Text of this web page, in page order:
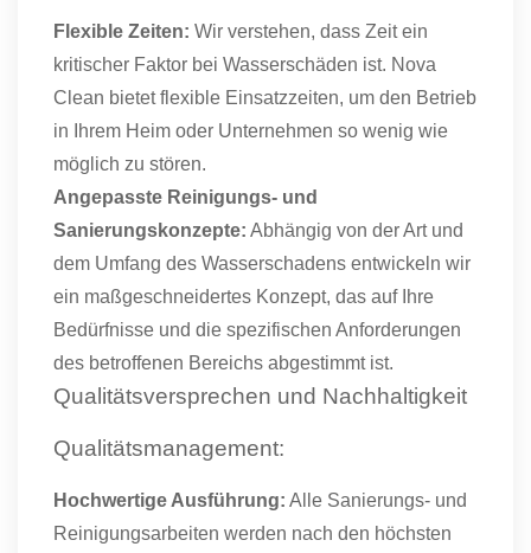
Flexible Zeiten: Wir verstehen, dass Zeit ein
kritischer Faktor bei Wasserschäden ist. Nova
Clean bietet flexible Einsatzzeiten, um den Betrieb
in Ihrem Heim oder Unternehmen so wenig wie
möglich zu stören.
Angepasste Reinigungs- und
Sanierungskonzepte: Abhängig von der Art und
dem Umfang des Wasserschadens entwickeln wir
ein maßgeschneidertes Konzept, das auf Ihre
Bedürfnisse und die spezifischen Anforderungen
des betroffenen Bereichs abgestimmt ist.
Qualitätsversprechen und Nachhaltigkeit
Qualitätsmanagement:
Hochwertige Ausführung: Alle Sanierungs- und
Reinigungsarbeiten werden nach den höchsten